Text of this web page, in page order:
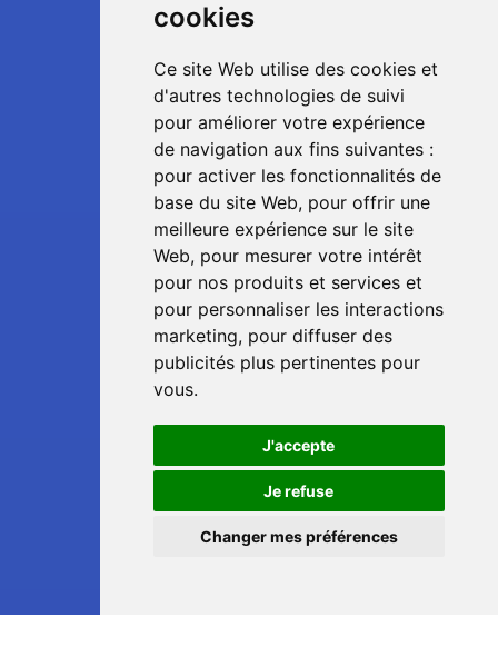
cookies
Ce site Web utilise des cookies et
d'autres technologies de suivi
pour améliorer votre expérience
de navigation aux fins suivantes :
pour activer les fonctionnalités de
base du site Web, pour offrir une
meilleure expérience sur le site
Web, pour mesurer votre intérêt
pour nos produits et services et
pour personnaliser les interactions
marketing, pour diffuser des
publicités plus pertinentes pour
vous.
J'accepte
Je refuse
Changer mes préférences
📞